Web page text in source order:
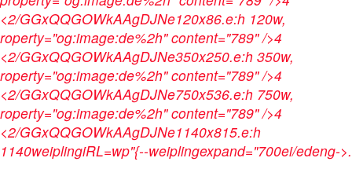
<2/GGxQQGOWkAAgDJNe120x86.e:h 120w,
roperty="og:image:de%2h" content="789" />4
<2/GGxQQGOWkAAgDJNe350x250.e:h 350w,
roperty="og:image:de%2h" content="789" />4
<2/GGxQQGOWkAAgDJNe750x536.e:h 750w,
roperty="og:image:de%2h" content="789" />4
<2/GGxQQGOWkAAgDJNe1140x815.e:h
1140weiplingiRL=wp"{--weiplingexpand="700ei/edeng->.